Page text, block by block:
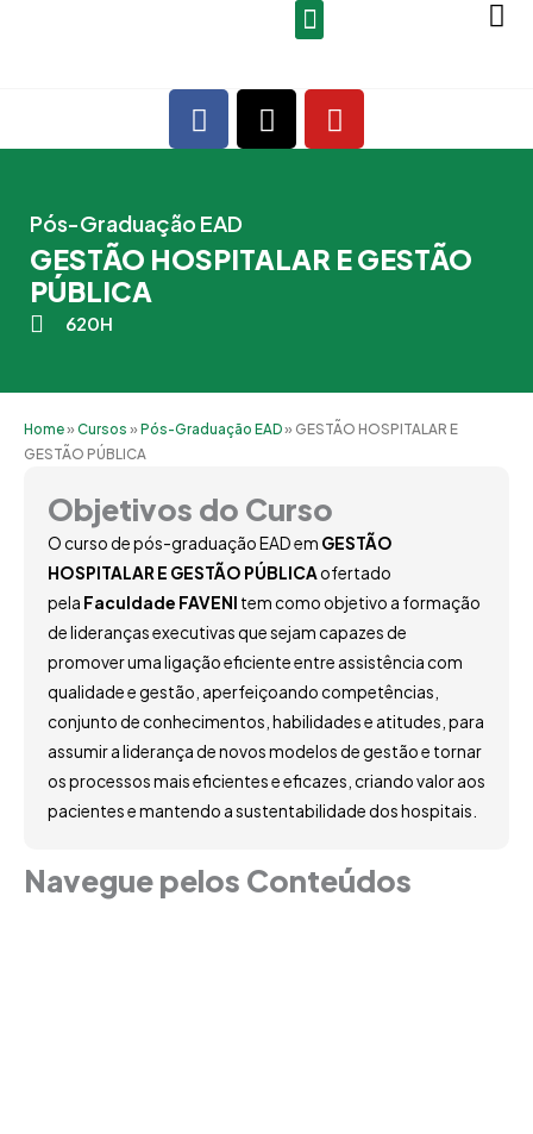
F
a
c
b
o
o
X
-
t
t
t
Y
o
u
b
e
Pós-Graduação EAD
GESTÃO HOSPITALAR E GESTÃO
PÚBLICA
620H
Home»Cursos »Pós-Graduação EAD» GESTÃO HOSPITALAR E
GESTÃO PÚBLICA
Objetivos do Curso
O curso de pós-graduação EAD em GESTÃO
HOSPITALAR E GESTÃO PÚBLICAofertado
pela Faculdade FAVENI tem como objetivo a formação
de lideranças executivas que sejam capazes de
promover uma ligação eficiente entre assistência com
qualidade e gestão, aperfeiçoando competências,
conjunto de conhecimentos, habilidades e atitudes, para
assumir a liderança de novos modelos de gestão e tornar
os processos mais eficientes e eficazes, criando valor aos
pacientes e mantendo a sustentabilidade dos hospitais.
Navegue pelos Conteúdos